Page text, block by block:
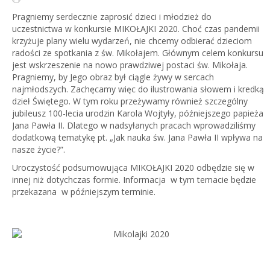
Pragniemy serdecznie zaprosić dzieci i młodzież do
uczestnictwa w konkursie MIKOŁAJKI 2020. Choć czas pandemii
krzyżuje plany wielu wydarzeń, nie chcemy odbierać dzieciom
radości ze spotkania z św. Mikołajem. Głównym celem konkursu
jest wskrzeszenie na nowo prawdziwej postaci św. Mikołaja.
Pragniemy, by Jego obraz był ciągle żywy w sercach
najmłodszych. Zachęcamy więc do ilustrowania słowem i kredką
dzieł Świętego. W tym roku przeżywamy również szczególny
jubileusz 100-lecia urodzin Karola Wojtyły, późniejszego papieża
Jana Pawła II. Dlatego w nadsyłanych pracach wprowadziliśmy
dodatkową tematykę pt. „Jak nauka św. Jana Pawła II wpływa na
nasze życie?”.
Uroczystość podsumowująca MIKOŁAJKI 2020 odbędzie się w
innej niż dotychczas formie. Informacja w tym temacie będzie
przekazana w późniejszym terminie.